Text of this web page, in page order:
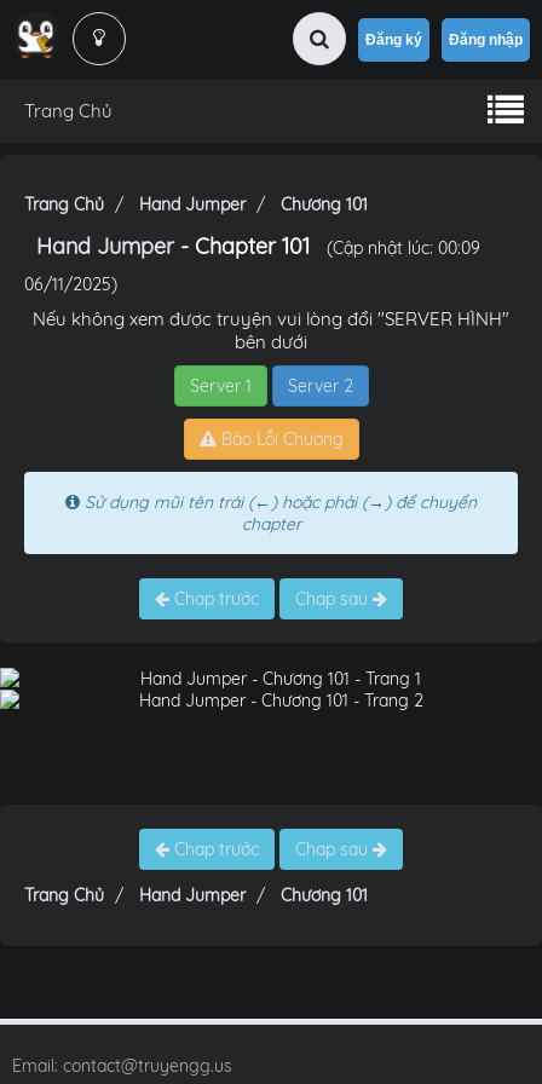
Đăng ký Đăng nhập
Trang Chủ
Trang Chủ Hand Jumper Chương 101
Hand Jumper- Chapter 101
(Cập nhật lúc: 00:09
06/11/2025)
Nếu không xem được truyện vui lòng đổi "SERVER HÌNH"
bên dưới
Server 1 Server 2
Báo Lỗi Chương
Sử dụng mũi tên trái (←) hoặc phải (→) để chuyển
chapter
Chap trước Chap sau
Chap trước Chap sau
Trang Chủ Hand Jumper Chương 101
Email: contact@truyengg.us